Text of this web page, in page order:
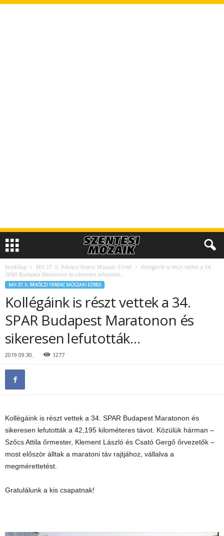
Kezdőlap MH 37. II. Rákóczi Ferenc Műszaki Ezred
Kollégáink is részt vettek a 34.
SPAR Budapest Maratonon és sikeresen lefutották…
MH 37. II. RÁKÓCZI FERENC MŰSZAKI EZRED
Kollégáink is részt vettek a 34.
SPAR Budapest Maratonon és
sikeresen lefutották…
2019.09.30. 1277
Kollégáink is részt vettek a 34. SPAR Budapest Maratonon és
sikeresen lefutották a 42,195 kilométeres távot. Közülük hárman –
Szőcs Attila őrmester, Klement László és Csató Gergő őrvezetők –
most először álltak a maratoni táv rajtjához, vállalva a
megmérettetést.
Gratulálunk a kis csapatnak!